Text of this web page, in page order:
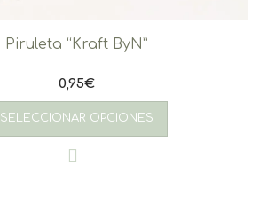
Piruleta “Kraft ByN”
0,95€
SELECCIONAR OPCIONES